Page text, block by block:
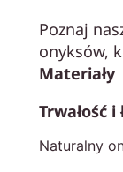
Poznaj
onyksów,
Materiały
Trwałość
Naturalny